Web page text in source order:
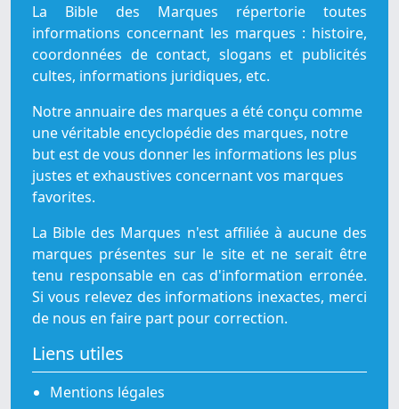
La Bible des Marques répertorie toutes
informations concernant les marques : histoire,
coordonnées de contact, slogans et publicités
cultes, informations juridiques, etc.
Notre annuaire des marques a été conçu comme
une véritable encyclopédie des marques, notre
but est de vous donner les informations les plus
justes et exhaustives concernant vos marques
favorites.
La Bible des Marques n'est affiliée à aucune des
marques présentes sur le site et ne serait être
tenu responsable en cas d'information erronée.
Si vous relevez des informations inexactes, merci
de nous en faire part pour correction.
Liens utiles
Mentions légales